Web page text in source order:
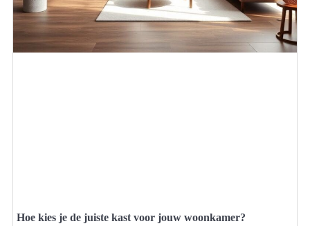
Hoe kies je de juiste kast voor jouw woonkamer?